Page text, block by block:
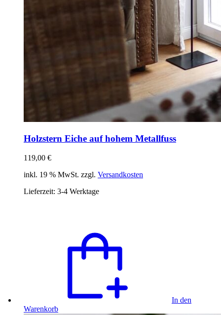
Holzstern Eiche auf hohem Metallfuss
119,00 €
inkl. 19 % MwSt. zzgl. Versandkosten
Lieferzeit: 3-4 Werktage
In den
Warenkorb